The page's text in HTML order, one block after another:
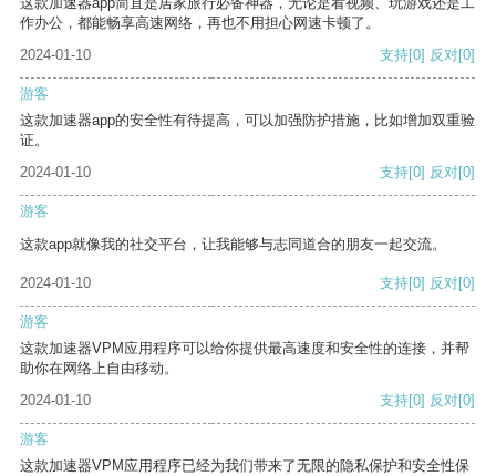
作办公，都能畅享高速网络，再也不用担心网速卡顿了。
2024-01-10
支持[0] 反对[0]
游客
这款加速器app的安全性有待提高，可以加强防护措施，比如增加双重验
证。
2024-01-10
支持[0] 反对[0]
游客
这款app就像我的社交平台，让我能够与志同道合的朋友一起交流。
2024-01-10 支持[0] 反对[0]
游客
这款加速器VPM应用程序可以给你提供最高速度和安全性的连接，并帮
助你在网络上自由移动。
2024-01-10
支持[0] 反对[0]
游客
这款加速器VPM应用程序已经为我们带来了无限的隐私保护和安全性保